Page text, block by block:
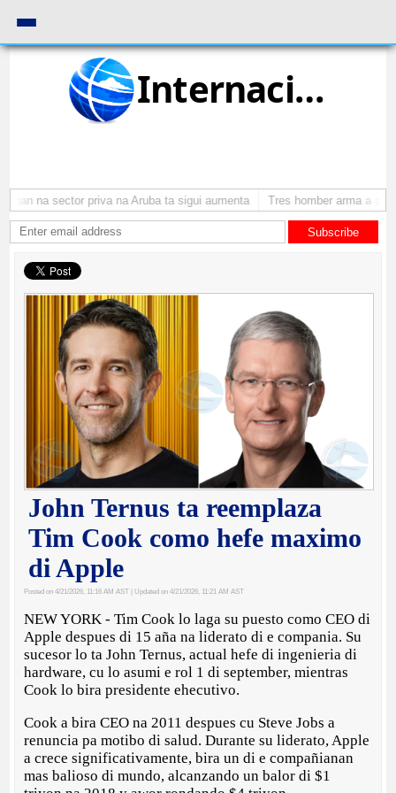
Internacional
na sector priva na Aruba ta sigui aumenta Tres homber arma a
Subscribe
John Ternus ta reemplaza
Tim Cook como hefe maximo
di Apple
Posted on 4/21/2026, 11:16 AM AST | Updated on 4/21/2026, 11:21 AM AST
NEW YORK - Tim Cook lo laga su puesto como CEO di
Apple despues di 15 aña na liderato di e compania. Su
sucesor lo ta John Ternus, actual hefe di ingenieria di
hardware, cu lo asumi e rol 1 di september, mientras
Cook lo bira presidente ehecutivo.
Cook a bira CEO na 2011 despues cu Steve Jobs a
renuncia pa motibo di salud. Durante su liderato, Apple
a crece significativamente, bira un di e compañianan
mas balioso di mundo, alcanzando un balor di $1